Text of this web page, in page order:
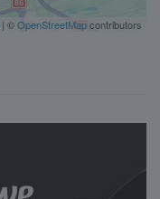
| ©OpenStreetMapcontributors